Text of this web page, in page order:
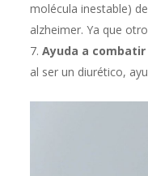
molécula inestable)
alzheimer. Ya que
Ayuda a
al ser un diurético,